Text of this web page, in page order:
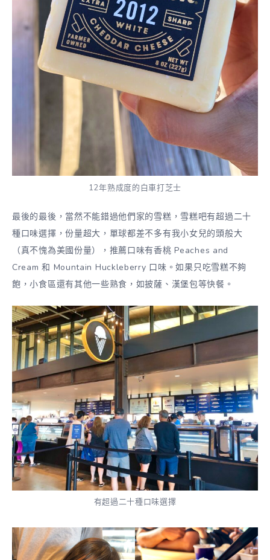
12年熟成度的白車打芝士
最後的最後，當然不能錯過他們家的雪糕，雪糕吧有超過二十
種口味選擇，份量超大，單球都差不多有我小女兒的頭般大
（真不愧為美國份量），推薦口味有香桃 Peaches and
Cream 和 Mountain Huckleberry 口味。如果只吃雪糕不夠
飽，小食區還有其他一些熟食，如披薩、漢堡包等快餐。
有超過二十種口味選擇